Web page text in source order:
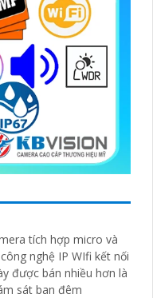
tích hợp micro và
nghệ IP WIfi kết nối
sát ban đêm